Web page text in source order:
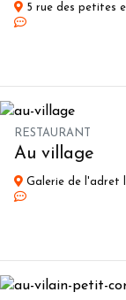
5 rue des petites
RESTAURANT
Au village
Galerie de l'adret